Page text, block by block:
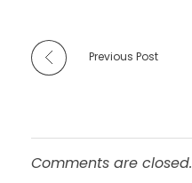
Previous Post
Comments are closed.